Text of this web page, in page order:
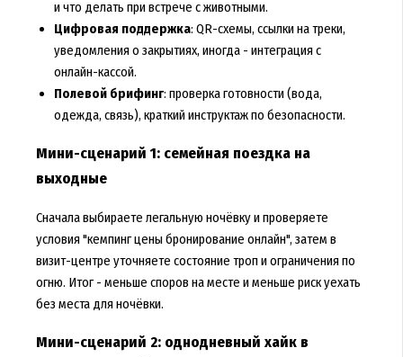
и что делать при встрече с животными.
Цифровая поддержка: QR-схемы, ссылки на треки,
уведомления о закрытиях, иногда - интеграция с
онлайн-кассой.
Полевой брифинг: проверка готовности (вода,
одежда, связь), краткий инструктаж по безопасности.
Мини-сценарий 1: семейная поездка на
выходные
Сначала выбираете легальную ночёвку и проверяете
условия "кемпинг цены бронирование онлайн", затем в
визит-центре уточняете состояние троп и ограничения по
огню. Итог - меньше споров на месте и меньше риск уехать
без места для ночёвки.
Мини-сценарий 2: однодневный хайк в